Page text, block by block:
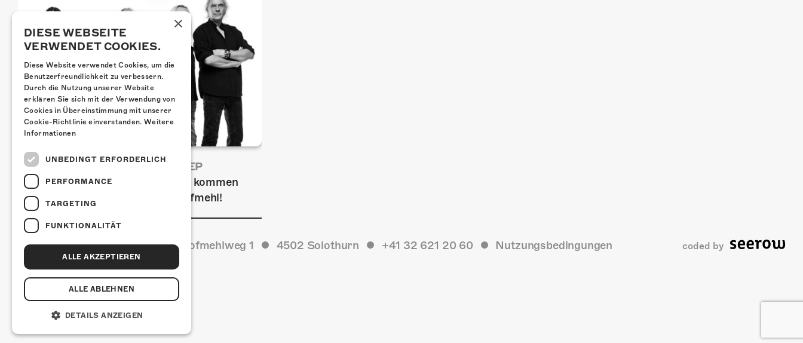
FRISCH BESTÄTIGT: URIAH HEEP
Am Sonntag, 15. November 2026 kommen
Uriah Heep in die Kulturfabrik Kofmehl!
Kulturfabrik Kofmehl Kofmehlweg 1 4502 Solothurn +41 32 621 20 60 Nutzungsbedingungen coded by
×
DIESE WEBSEITE
VERWENDET COOKIES.
Diese Website verwendet Cookies, um die
Benutzerfreundlichkeit zu verbessern.
Durch die Nutzung unserer Website
erklären Sie sich mit der Verwendung von
Cookies in Übereinstimmung mit unserer
Cookie-Richtlinie einverstanden. Weitere
Informationen
UNBEDINGT ERFORDERLICH
PERFORMANCE
TARGETING
FUNKTIONALITÄT
ALLE AKZEPTIEREN
ALLE ABLEHNEN
DETAILS ANZEIGEN